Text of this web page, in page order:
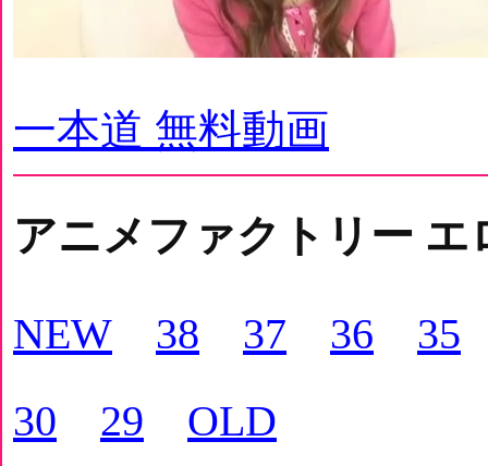
一本道 無料動画
アニメファクトリー
NEW
38 37 36
35
30
29 OLD